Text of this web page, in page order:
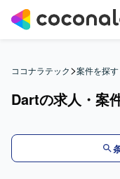
ココナラテック>案件を探す
Dartの求人・案